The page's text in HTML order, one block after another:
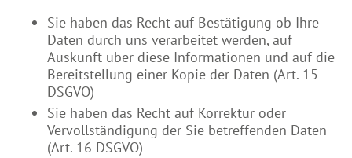
Sie haben das Recht auf Bestätigung ob Ihre
Daten durch uns verarbeitet werden, auf
Auskunft über diese Informationen und auf die
Bereitstellung einer Kopie der Daten (Art. 15
DSGVO)
Sie haben das Recht auf Korrektur oder
Vervollständigung der Sie betreffenden Daten
(Art. 16 DSGVO)